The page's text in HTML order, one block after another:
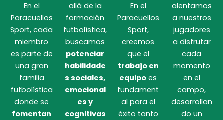
En el
Paracuellos
Sport, cada
miembro
es parte de
una gran
familia
futbolística
donde se
fomentan
allá de la
formación
futbolística,
buscamos
potenciar
habilidade
s sociales,
emocional
es y
cognitivas
En el
Paracuellos
Sport,
creemos
que el
trabajo en
equipo es
fundament
al para el
éxito tanto
alentamos
a nuestros
jugadores
a disfrutar
cada
momento
en el
campo,
desarrollan
do un